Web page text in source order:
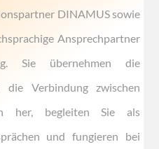
DINAMUS sowie
Ansprechpartner
Sie übernehmen die
die Verbindung zwischen
her, begleiten Sie als
und fungieren bei